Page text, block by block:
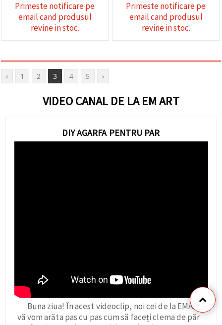
Primeste notificare pe
email cand produsul
revine in stoc.
Primeste notificare pe
email cand produsul
revine in stoc.
‹ 1 2 3 4 5 ›
VIDEO CANAL DE LA EM ART
DIY AGARFA PENTRU PAR
Buna ziua! În acest videoclip, noi cei de la EMART
vă vom arăta pas cu pas cum să faceți clema de păr